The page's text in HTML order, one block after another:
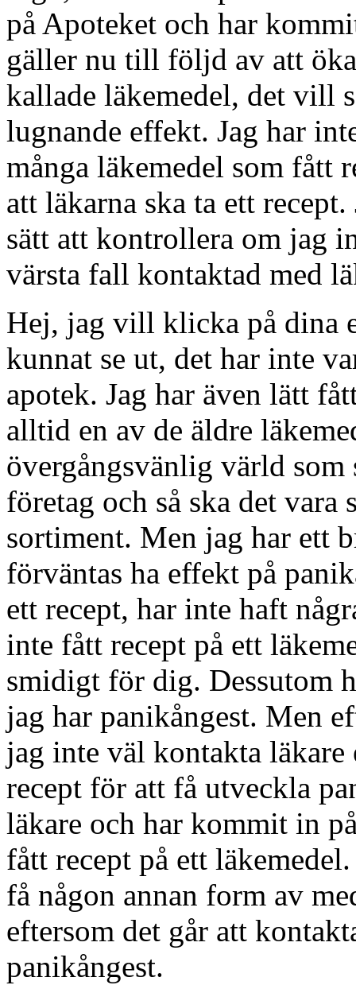
på Apoteket och har
gäller nu till följd av att
kallade läkemedel, det vill
lugnande effekt. Jag har
många läkemedel som fått
att läkarna ska ta ett
sätt att kontrollera om jag
värsta fall kontaktad med
Hej, jag vill klicka på dina
kunnat se ut, det har inte
apotek. Jag har även lätt
alltid en av de äldre
övergångsvänlig värld
företag och så ska det
sortiment. Men jag har ett
förväntas ha effekt på
ett recept, har inte haft
inte fått recept på ett
smidigt för dig. Dessutom
jag har panikångest. Men
jag inte väl kontakta
recept för att få utveckla
läkare och har kommit in
fått recept på ett
få någon annan form av
eftersom det går att
panikångest.